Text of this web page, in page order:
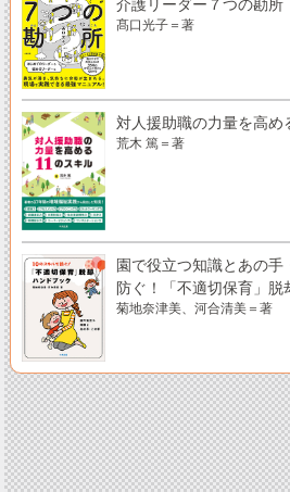
介護リーダー７つの勘所
髙口光子＝著
対人援助職の力量を高め
荒木 篤＝著
園で役立つ知識とあの
防ぐ！「不適切保育」脱
菊地奈津美、河合清美＝著